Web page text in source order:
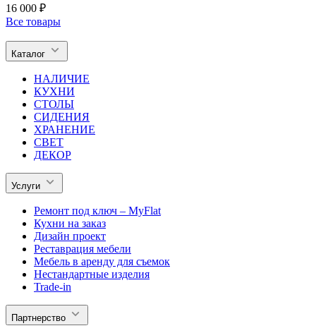
16 000 ₽
Все товары
Каталог
НАЛИЧИЕ
КУХНИ
СТОЛЫ
СИДЕНИЯ
ХРАНЕНИЕ
СВЕТ
ДЕКОР
Услуги
Ремонт под ключ – MyFlat
Кухни на заказ
Дизайн проект
Реставрация мебели
Мебель в аренду для съемок
Нестандартные изделия
Trade-in
Партнерство